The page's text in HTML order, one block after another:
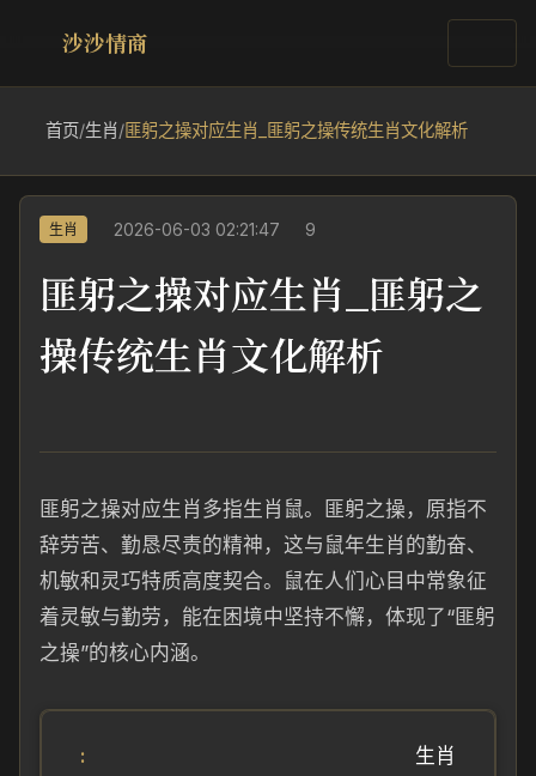
沙沙情商
首页/生肖/匪躬之操对应生肖_匪躬之操传统生肖文化解析
生肖 2026-06-03 02:21:47 9
匪躬之操对应生肖_匪躬之
操传统生肖文化解析
匪躬之操对应生肖多指生肖鼠。匪躬之操，原指不
辞劳苦、勤恳尽责的精神，这与鼠年生肖的勤奋、
机敏和灵巧特质高度契合。鼠在人们心目中常象征
着灵敏与勤劳，能在困境中坚持不懈，体现了“匪躬
之操”的核心内涵。
生肖